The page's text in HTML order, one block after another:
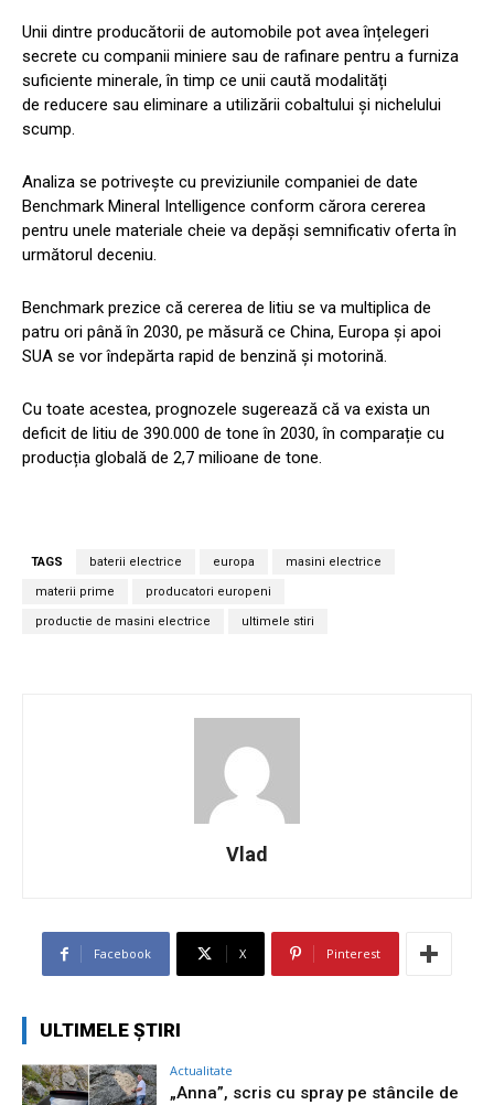
Unii dintre producătorii de automobile pot avea înțelegeri
secrete cu companii miniere sau de rafinare pentru a furniza
suficiente minerale, în timp ce unii caută modalități
de reducere sau eliminare a utilizării cobaltului și nichelului
scump.
Analiza se potrivește cu previziunile companiei de date
Benchmark Mineral Intelligence conform cărora cererea
pentru unele materiale cheie va depăși semnificativ oferta în
următorul deceniu.
Benchmark prezice că cererea de litiu se va multiplica de
patru ori până în 2030, pe măsură ce China, Europa și apoi
SUA se vor îndepărta rapid de benzină și motorină.
Cu toate acestea, prognozele sugerează că va exista un
deficit de litiu de 390.000 de tone în 2030, în comparație cu
producția globală de 2,7 milioane de tone.
TAGS baterii electrice europa masini electrice
materii prime producatori europeni
productie de masini electrice ultimele stiri
Vlad
Facebook X Pinterest
ULTIMELE ȘTIRI
Actualitate
„Anna”, scris cu spray pe stâncile de